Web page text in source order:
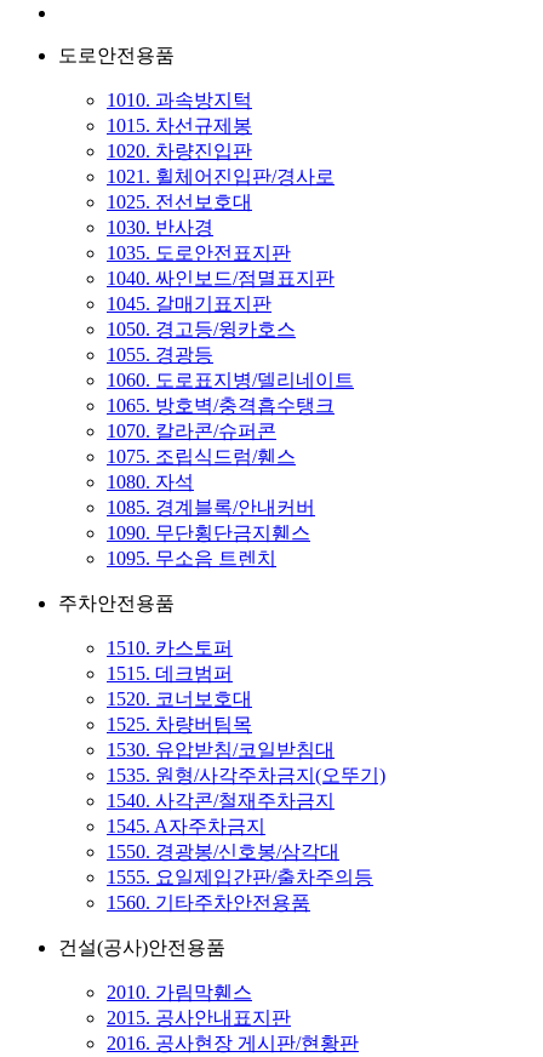
도로안전용품
1010. 과속방지턱
1015. 차선규제봉
1020. 차량진입판
1021. 휠체어진입판/경사로
1025. 전선보호대
1030. 반사경
1035. 도로안전표지판
1040. 싸인보드/점멸표지판
1045. 갈매기표지판
1050. 경고등/윙카호스
1055. 경광등
1060. 도로표지병/델리네이트
1065. 방호벽/충격흡수탱크
1070. 칼라콘/슈퍼콘
1075. 조립식드럼/휀스
1080. 자석
1085. 경계블록/안내커버
1090. 무단횡단금지휀스
1095. 무소음 트렌치
주차안전용품
1510. 카스토퍼
1515. 데크범퍼
1520. 코너보호대
1525. 차량버팀목
1530. 유압받침/코일받침대
1535. 원형/사각주차금지(오뚜기)
1540. 사각콘/철재주차금지
1545. A자주차금지
1550. 경광봉/신호봉/삼각대
1555. 요일제입간판/출차주의등
1560. 기타주차안전용품
건설(공사)안전용품
2010. 가림막휀스
2015. 공사안내표지판
2016. 공사현장 게시판/현황판